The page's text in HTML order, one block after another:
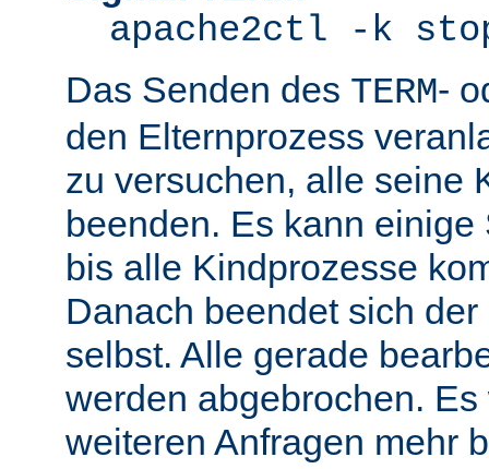
apache2ctl -k
Das Senden des TERM-
den Elternprozess
zu versuchen, alle seine
beenden. Es kann
bis alle Kindprozesse
Danach beendet sich
selbst. Alle gerade
werden abgebrochen.
weiteren Anfragen mehr